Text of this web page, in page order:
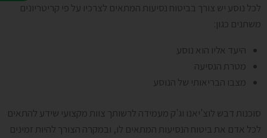
לכל נוסע יש צורך בביטוח נסיעות המתאים לצרכיו על פי קריטריונים
משתנים כגון:
היעד אליו הוא נוסע
מטרת הנסיעה
מצבו הבריאותי של הנוסע
סוכנות דבש לוצ'יאנו וג'ק מעמידה לרשותך צוות מקצועי שידע להתאים
לכל אדם את ביטוח הנסיעות המתאים לו, ובמקרה הצורך להיות זמינים